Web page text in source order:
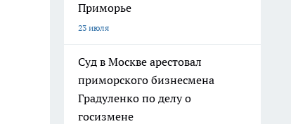
Приморье
23 июля
Суд в Москве арестовал
приморского бизнесмена
Градуленко по делу о
госизмене